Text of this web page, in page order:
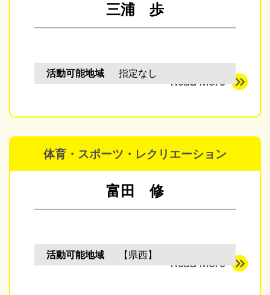
三浦 歩
活動可能地域 指定なし
体育・スポーツ・レクリエーション
富田 修
活動可能地域 【県西】